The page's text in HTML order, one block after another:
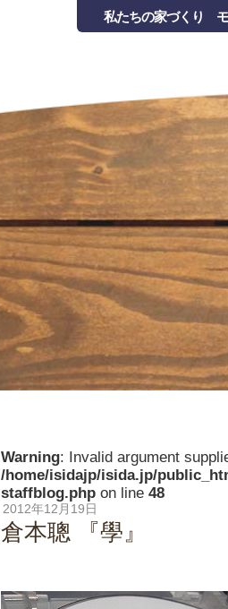
私たちの家づくり
Warning: Invalid argument
/home/isidajp/isida.jp/
staffblog.php on line 48
2012年12月19日
倉本聰 『學』